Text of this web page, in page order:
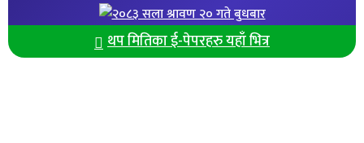
थप मितिका ई-पेपरहरु यहाँ भित्र